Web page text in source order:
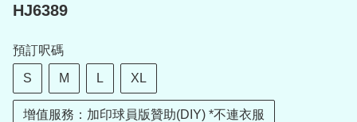
HJ6389
預訂呎碼
S M L XL
增值服務：加印球員版贊助(DIY) *不連衣服